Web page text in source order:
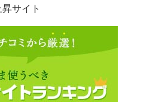
サイト